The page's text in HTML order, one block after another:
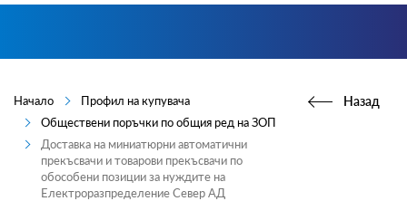
ПРЕКЪСВАНИЯ
КЛИЕНТИ
ТЪРГОВЦИ
Начало
Профил на купувача
Обществени поръчки по общия ред на ЗОП
Доставка на миниатюрни автоматични
прекъсвачи и товарови прекъсвачи по
обособени позиции за нуждите на
Електроразпределение Север АД
Назад